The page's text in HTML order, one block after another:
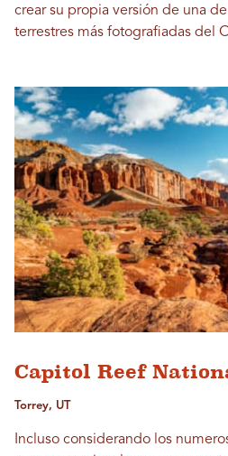
crear su propia versión de una
terrestres más fotografiadas del
Capitol Reef
Torrey, UT
Incluso considerando los